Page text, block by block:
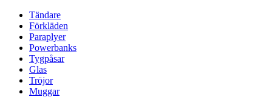
Tändare
Förkläden
Paraplyer
Powerbanks
Tygpåsar
Glas
Tröjor
Muggar